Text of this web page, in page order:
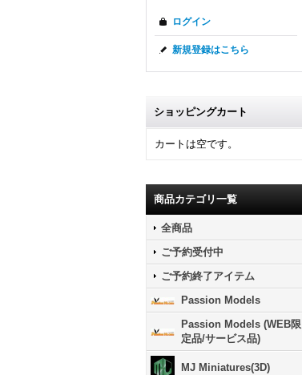
ログイン
新規登録はこちら
ショッピングカート
カートは空です。
商品カテゴリ一覧
全商品
ご予約受付中
ご予約終了アイテム
Passion Models
Passion Models (WEB限
定品/サービス品)
MJ Miniatures(3D)